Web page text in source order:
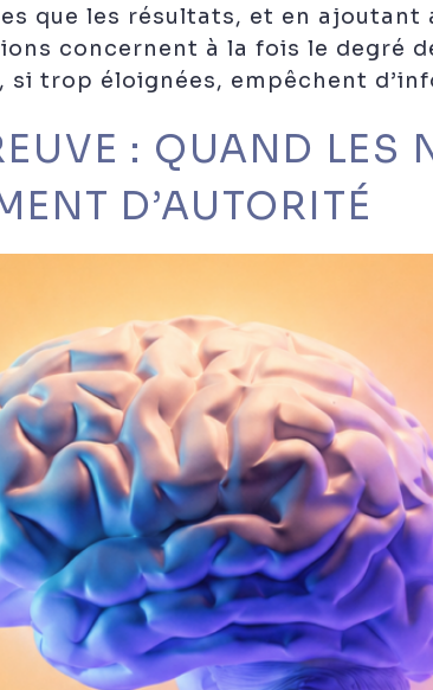
que les résultats, et en ajoutant
concernent à la fois le degré
trop éloignées, empêchent
: QUAND LES
D’AUTORITÉ